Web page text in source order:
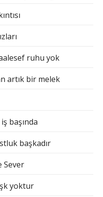
ruhu yok
artık bir melek
başında
başkadır
Sever
yoktur